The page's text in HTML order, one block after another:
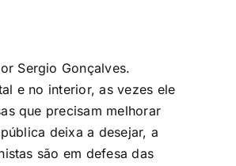
Sergio Gonçalves.
e no interior, as vezes ele
que precisam melhorar
deixa a desejar, a
são em defesa das